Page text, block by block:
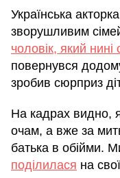
Українська
зворушливим
чоловік, який нині
повернувся
зробив сюрприз
На кадрах видно,
очам, а вже за
батька в обійми.
поділилася на